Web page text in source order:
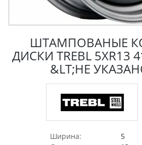
ШТАМПОВАНЫЕ
ДИСКИ TREBL 5XR13
&LT;НЕ
Ширина:
5